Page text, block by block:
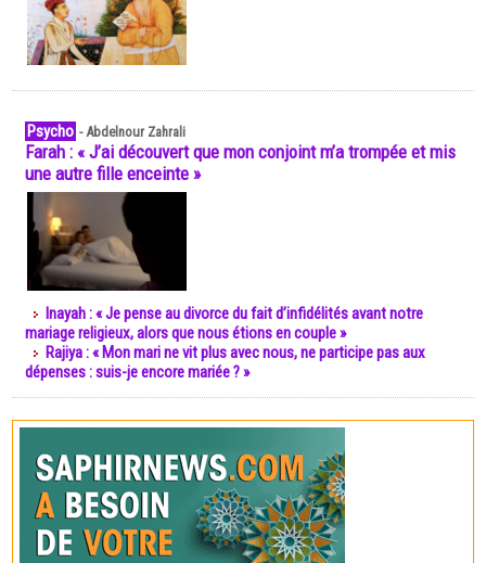
Psycho -Abdelnour Zahrali
Farah : « J’ai découvert que mon conjoint m’a trompée et mis
une autre fille enceinte »
Inayah : « Je pense au divorce du fait d’infidélités avant notre
mariage religieux, alors que nous étions en couple »
Rajiya : « Mon mari ne vit plus avec nous, ne participe pas aux
dépenses : suis-je encore mariée ? »